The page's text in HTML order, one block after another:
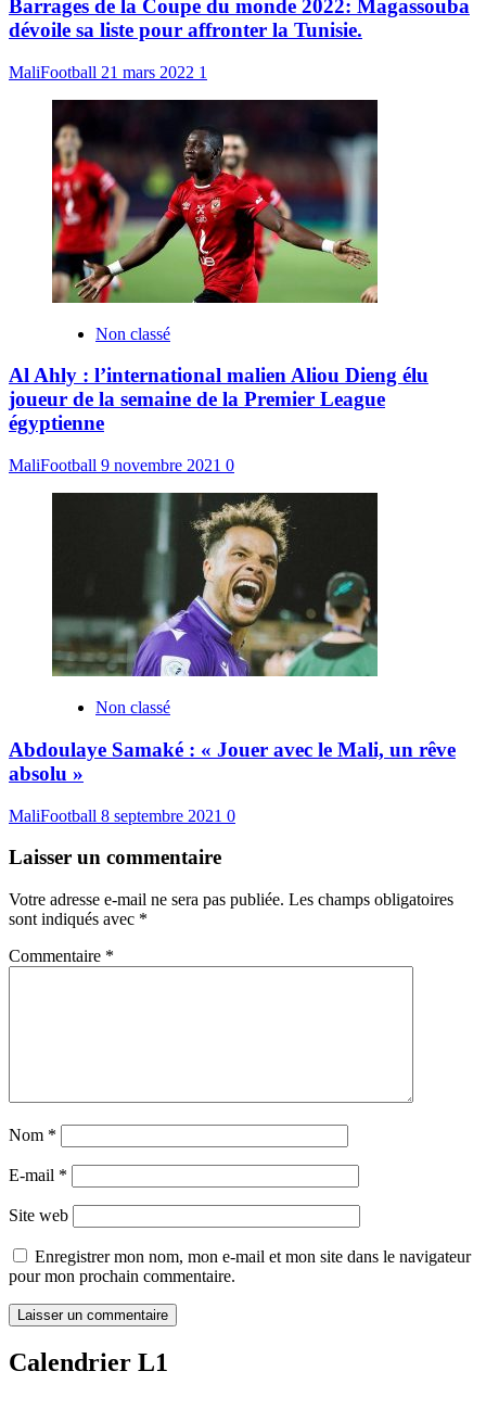
Barrages de la Coupe du monde 2022: Magassouba
dévoile sa liste pour affronter la Tunisie.
MaliFootball 21 mars 2022 1
Non classé
Al Ahly : l’international malien Aliou Dieng élu
joueur de la semaine de la Premier League
égyptienne
MaliFootball 9 novembre 2021 0
Non classé
Abdoulaye Samaké : « Jouer avec le Mali, un rêve
absolu »
MaliFootball 8 septembre 2021 0
Laisser un commentaire
Votre adresse e-mail ne sera pas publiée. Les champs obligatoires
sont indiqués avec *
Commentaire *
Nom *
E-mail *
Site web
Enregistrer mon nom, mon e-mail et mon site dans le navigateur
pour mon prochain commentaire.
Calendrier L1